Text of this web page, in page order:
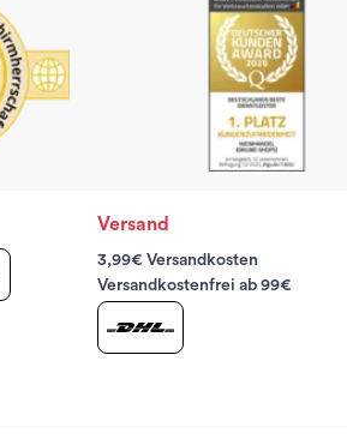
Versand
3,99€ Versandkosten
Versandkostenfrei ab 99€